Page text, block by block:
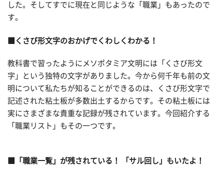
した。そしてすでに現在と同じような「職業」もあったので
す。
■くさび形文字のおかげでくわしくわかる！
教科書で習ったようにメソポタミア文明には「くさび形文
字」という独特の文字がありました。今から何千年も前の文
明について私たちが知ることができるのは、くさび形文字で
記述された粘土板が多数出土するからです。その粘土板には
実にさまざまな貴重な記録が残されています。今回紹介する
「職業リスト」もその一つです。
■「職業一覧」が残されている！ 「サル回し」もいたよ！